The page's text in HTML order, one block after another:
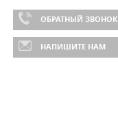
ОБРАТНЫЙ ЗВОНОК
НАПИШИТЕ НАМ